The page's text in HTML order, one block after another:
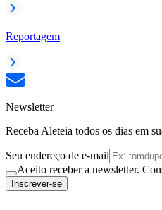
Reportagem
Newsletter
Receba Aleteia todos os dias em
Seu endereço de e-mail
Aceito receber a newsletter.
Inscrever-se